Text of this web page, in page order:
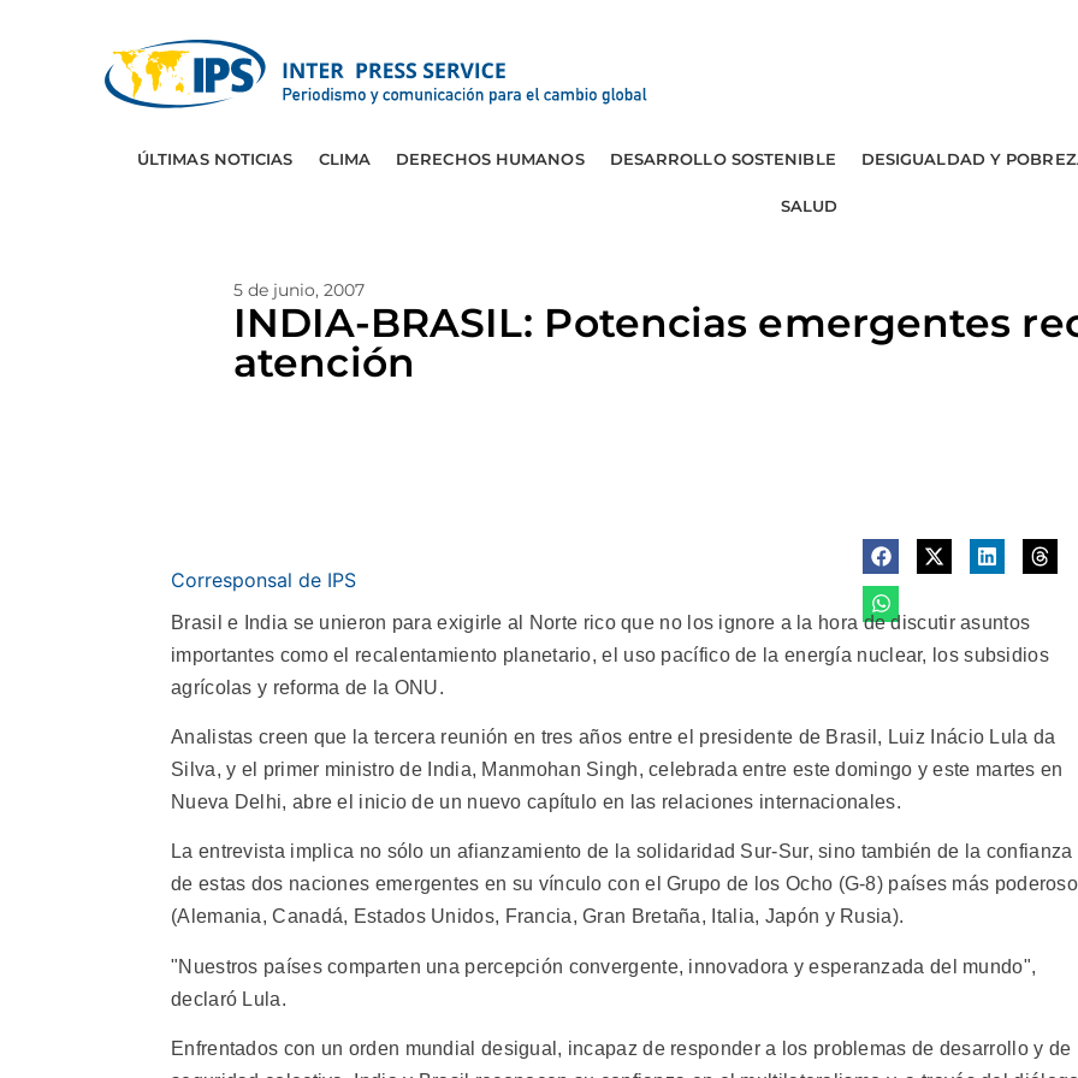
ÚLTIMAS NOTICIAS CLIMA DERECHOS HUMANOS DESARROLLO SOSTENIBLE DESIGUALDAD Y
SALUD
5 de junio, 2007
INDIA-BRASIL: Potencias emergentes
atención
Corresponsal de IPS
Brasil e India se unieron para exigirle al Norte rico que no los ignore a la hora de discutir asuntos
importantes como el recalentamiento planetario, el uso pacífico de la energía nuclear, los subsidios
agrícolas y reforma de la ONU.
Analistas creen que la tercera reunión en tres años entre el presidente de Brasil, Luiz Inácio Lula da
Silva, y el primer ministro de India, Manmohan Singh, celebrada entre este domingo y este martes en
Nueva Delhi, abre el inicio de un nuevo capítulo en las relaciones internacionales.
La entrevista implica no sólo un afianzamiento de la solidaridad Sur-Sur, sino también de la confianza
de estas dos naciones emergentes en su vínculo con el Grupo de los Ocho (G-8) países más
(Alemania, Canadá, Estados Unidos, Francia, Gran Bretaña, Italia, Japón y Rusia).
"Nuestros países comparten una percepción convergente, innovadora y esperanzada del mundo",
declaró Lula.
Enfrentados con un orden mundial desigual, incapaz de responder a los problemas de desarrollo y de